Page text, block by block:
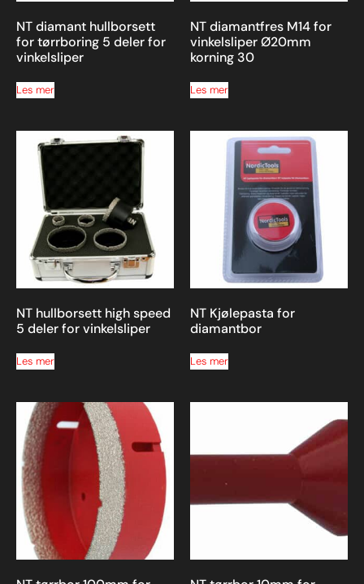
NT diamant hullborsett
for tørrboring 5 deler for
vinkelsliper
Les mer
NT diamantfres M14 for
vinkelsliper Ø20mm
korning 30
Les mer
NT hullborsett high speed
5 deler for vinkelsliper
Les mer
NT Kjølepasta for
diamantbor
Les mer